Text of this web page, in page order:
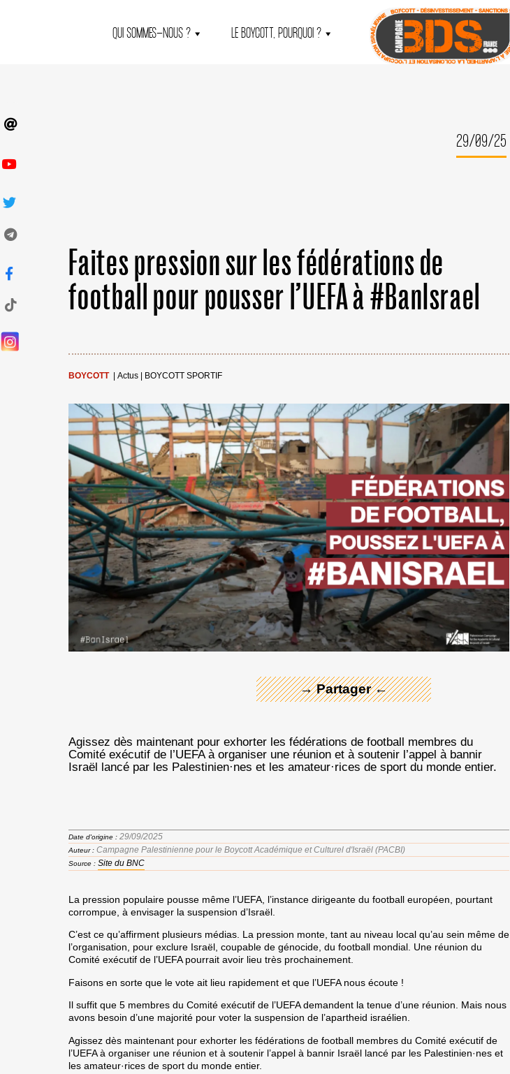
QUI SOMMES-NOUS ? LE BOYCOTT, POURQUOI ?
29/09/25
Faites pression sur les fédérations de
football pour pousser l’UEFA à #BanIsrael
BOYCOTT |Actus BOYCOTT SPORTIF
→ Partager ←
← Merci ! →
Agissez dès maintenant pour exhorter les fédérations de football membres du
Comité exécutif de l’UEFA à organiser une réunion et à soutenir l’appel à bannir
Israël lancé par les Palestinien·nes et les amateur·rices de sport du monde entier.
Date d'origine :29/09/2025
Auteur :Campagne Palestinienne pour le Boycott Académique et Culturel d'Israël (PACBI)
Source :Site du BNC
La pression populaire pousse même l’UEFA, l’instance dirigeante du football européen, pourtant
corrompue, à envisager la suspension d’Israël.
C’est ce qu’affirment plusieurs médias. La pression monte, tant au niveau local qu’au sein même de
l’organisation, pour exclure Israël, coupable de génocide, du football mondial. Une réunion du
Comité exécutif de l’UEFA pourrait avoir lieu très prochainement.
Faisons en sorte que le vote ait lieu rapidement et que l’UEFA nous écoute !
Il suffit que 5 membres du Comité exécutif de l’UEFA demandent la tenue d’une réunion. Mais nous
avons besoin d’une majorité pour voter la suspension de l’apartheid israélien.
Agissez dès maintenant pour exhorter les fédérations de football membres du Comité exécutif de
l’UEFA à organiser une réunion et à soutenir l’appelà bannir Israël lancé par les Palestinien·nes et
les amateur·rices de sport du monde entier.